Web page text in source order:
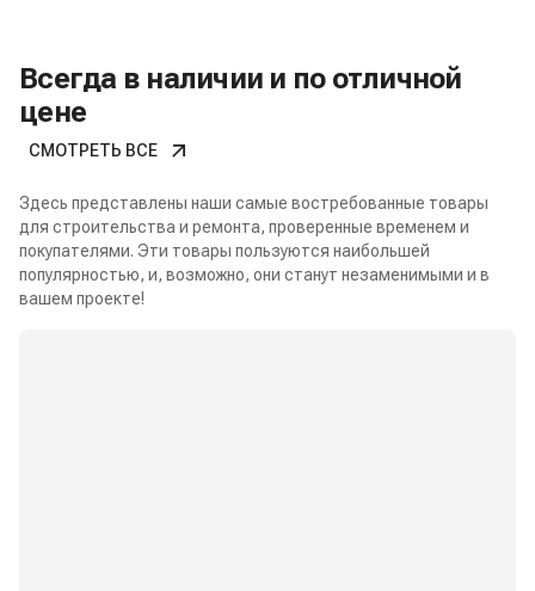
Всегда в наличии и по отличной
цене
СМОТРЕТЬ ВСЕ
Здесь представлены наши самые востребованные товары
для строительства и ремонта, проверенные временем и
покупателями. Эти товары пользуются наибольшей
популярностью, и, возможно, они станут незаменимыми и в
вашем проекте!